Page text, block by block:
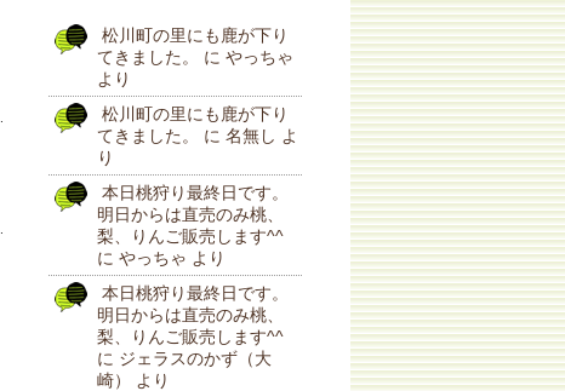
松川町の里にも鹿が下り
てきました。
に やっちゃ
より
松川町の里にも鹿が下り
てきました。
に 名無し よ
り
本日桃狩り最終日です。
明日からは直売のみ桃、
梨、りんご販売します^^
に やっちゃ より
本日桃狩り最終日です。
明日からは直売のみ桃、
梨、りんご販売します^^
に ジェラスのかず（大
崎）
より